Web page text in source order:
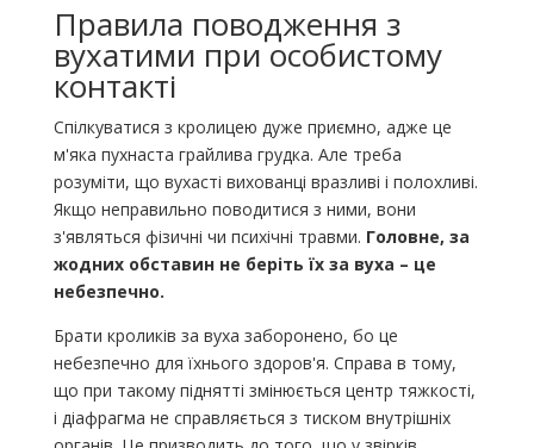
Правила поводження з
вухатими при особистому
контакті
Спілкуватися з кролицею дуже приємно, адже це
м'яка пухнаста грайлива грудка. Але треба
розуміти, що вухасті вихованці вразливі і полохливі.
Якщо неправильно поводитися з ними, вони
з'являться фізичні чи психічні травми. Головне, за
жодних обставин не беріть їх за вуха – це
небезпечно.
Брати кроликів за вуха заборонено, бо це
небезпечно для їхнього здоров'я. Справа в тому,
що при такому піднятті змінюється центр тяжкості,
і діафрагма не справляється з тиском внутрішніх